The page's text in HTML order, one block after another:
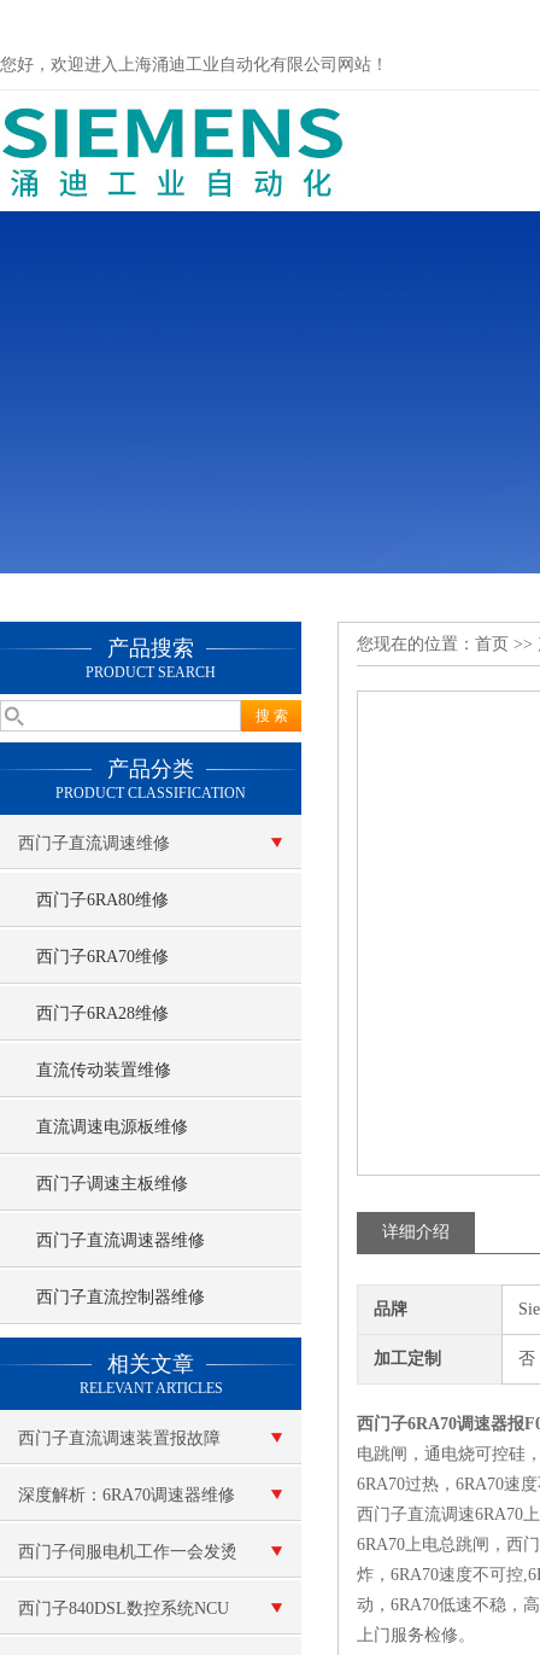
您好，欢迎进入上海涌迪工业自动化有限公司网站！
产品搜索
PRODUCT SEARCH
产品分类
PRODUCT CLASSIFICATION
西门子直流调速维修
西门子6RA80维修
西门子6RA70维修
西门子6RA28维修
直流传动装置维修
直流调速电源板维修
西门子调速主板维修
西门子直流调速器维修
西门子直流控制器维修
相关文章
RELEVANT ARTICLES
西门子直流调速装置报故障
深度解析：6RA70调速器维修
中的技术难点与解决方案
西门子伺服电机工作一会发烫
修理
西门子840DSL数控系统NCU
您现在的位置： 首页 >>
详细介绍
品牌
加工定制 否
西门子6RA70调速器报
电跳闸，通电烧可控硅
6RA70过热，6RA70速
西门子直流调速6RA70
6RA70上电总跳闸，西
炸，6RA70速度不可控
动，6RA70低速不稳，
上门服务检修。